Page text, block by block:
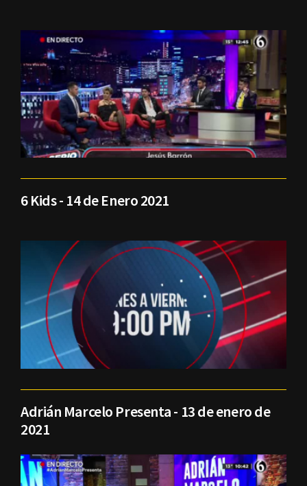
6 Kids - 14 de Enero 2021
Adrián Marcelo Presenta - 13 de enero de
2021